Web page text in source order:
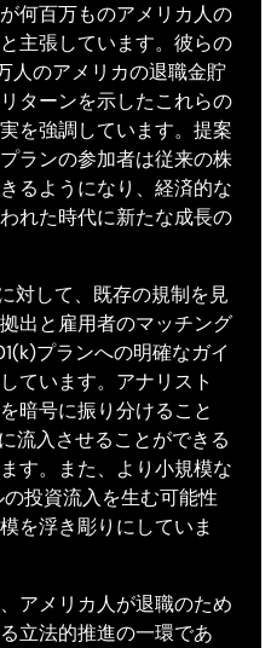
何百万ものアメリカ人の
主張しています。彼らの
人のアメリカの退職金貯
ターンを示したこれらの
を強調しています。提案
ランの参加者は従来の株
るようになり、経済的な
れた時代に新たな成長の
対して、既存の規制を見
出と雇用者のマッチング
プランへの明確なガイ
ています。アナリスト
暗号に振り分けること
流入させることができる
す。また、より小規模な
投資流入を生む可能性
を浮き彫りにしていま
アメリカ人が退職のため
立法的推進の一環であ